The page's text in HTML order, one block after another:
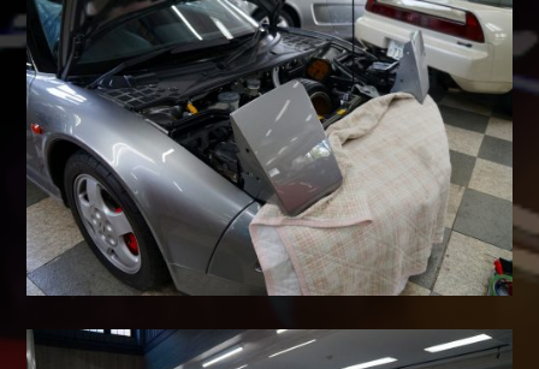
Shop info.
店舗紹介
Company
会社概要